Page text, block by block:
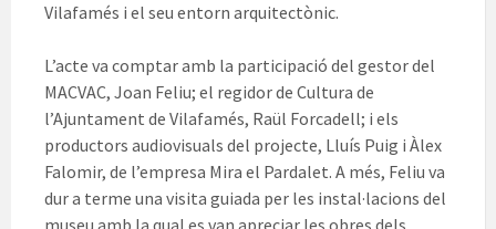
Vilafamés i el seu entorn arquitectònic.
L’acte va comptar amb la participació del gestor del
MACVAC, Joan Feliu; el regidor de Cultura de
l’Ajuntament de Vilafamés, Raül Forcadell; i els
productors audiovisuals del projecte, Lluís Puig i Àlex
Falomir, de l’empresa Mira el Pardalet. A més, Feliu va
dur a terme una visita guiada per les instal·lacions del